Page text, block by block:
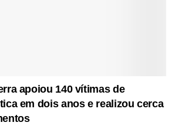
apoiou 140 vítimas de
em dois anos e realizou cerca